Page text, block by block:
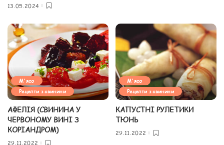
13.05.2024
М'ясо
Рецепти з свинини
АФЕЛІЯ (СВИНИНА У
ЧЕРВОНОМУ ВИНІ З
КОРІАНДРОМ)
29.11.2022
М'ясо
Рецепти з свинини
КАПУСТНІ РУЛЕТИКИ
ТЮНЬ
29.11.2022